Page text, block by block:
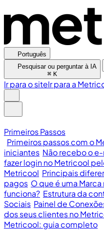
Português
Pesquisar ou perguntar à IA
⌘ K
Ir para o siteIr para a
Primeiros Passos
Primeiros passos com o
iniciantes Não recebo o
fazer login no Metricool
Metricool Principais
pagos O que é uma
funciona? Estrutura da
Sociais Painel de
dos seus clientes no
Metricool: guia completo